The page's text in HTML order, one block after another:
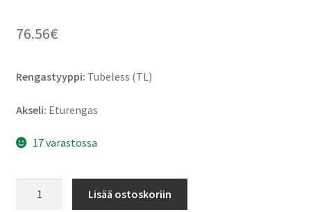
76.56€
Rengastyyppi: Tubeless (TL)
Akseli: Eturengas
17 varastossa
Lisää ostoskoriin